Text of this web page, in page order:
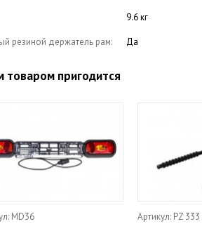
9.6 кг
резиной держатель рам: Да
товаром пригодится
MD36 Артикул: PZ 333